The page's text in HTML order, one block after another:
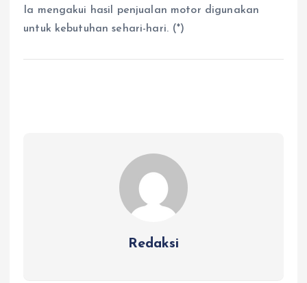
Ia mengakui hasil penjualan motor digunakan
untuk kebutuhan sehari-hari. (*)
Redaksi